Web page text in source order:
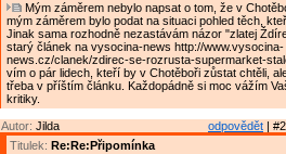
Mým záměrem nebylo napsat o tom, že v
mým záměrem bylo podat na situaci pohled těch,
Jinak sama rozhodně nezastávám názor "zlatej
starý článek na vysocina-news http://www.vysocina-
news.cz/clanek/zdirec-se-rozrusta-supermarket-
vím o pár lidech, kteří by v Chotěboři zůstat chtěli,
třeba v příštím článku. Každopádně si moc vážím
kritiky.
odpovědět |
Autor: Jilda
Titulek: Re:Re:Připomínka